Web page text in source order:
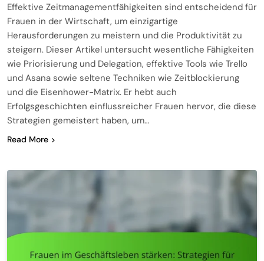
Effektive Zeitmanagementfähigkeiten sind entscheidend für
Frauen in der Wirtschaft, um einzigartige
Herausforderungen zu meistern und die Produktivität zu
steigern. Dieser Artikel untersucht wesentliche Fähigkeiten
wie Priorisierung und Delegation, effektive Tools wie Trello
und Asana sowie seltene Techniken wie Zeitblockierung
und die Eisenhower-Matrix. Er hebt auch
Erfolgsgeschichten einflussreicher Frauen hervor, die diese
Strategien gemeistert haben, um…
Read More